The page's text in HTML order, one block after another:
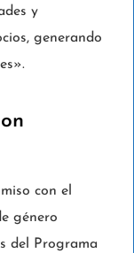
y
generando
con el
género
del Programa